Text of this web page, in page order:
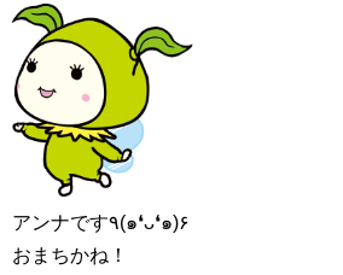
アンナです٩(๑❛ᴗ❛๑)۶
おまちかね！